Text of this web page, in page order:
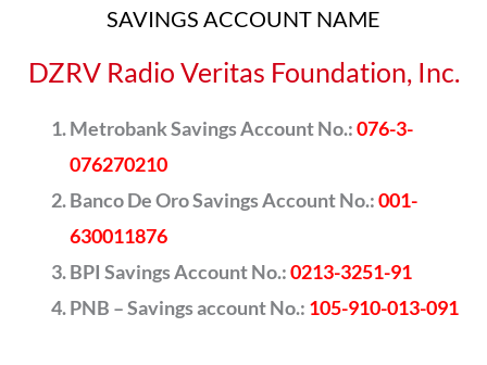
SAVINGS ACCOUNT NAME
DZRV Radio Veritas Foundation, Inc.
Metrobank Savings Account No.:076-3-
076270210
Banco De Oro Savings Account No.:001-
630011876
BPI Savings Account No.:0213-3251-91
PNB – Savings account No.: 105-910-013-091